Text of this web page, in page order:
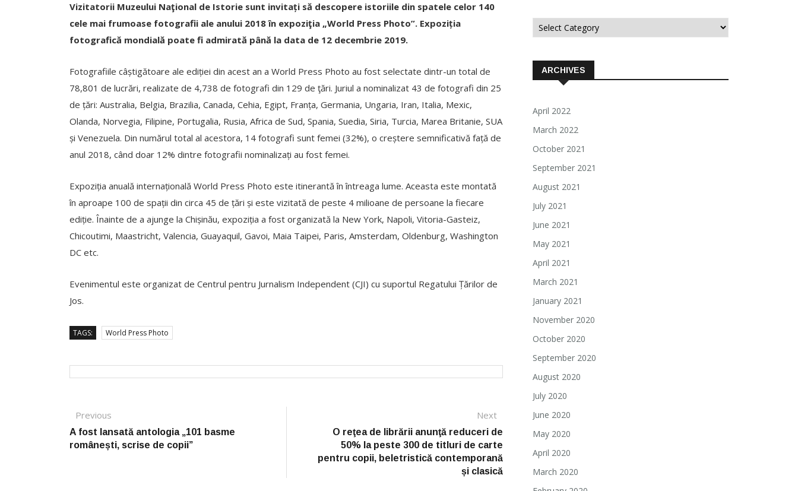
Vizitatorii Muzeului Naţional de Istorie sunt invitați să descopere istoriile din spatele celor 140
cele mai frumoase fotografii ale anului 2018 în expoziţia „World Press Photo”. Expoziția
fotografică mondială poate fi admirată până la data de 12 decembrie 2019.
Fotografiile câștigătoare ale ediției din acest an a World Press Photo au fost selectate dintr-un total de
78,801 de lucrări, realizate de 4,738 de fotografi din 129 de ţări. Juriul a nominalizat 43 de fotografi din 25
de țări: Australia, Belgia, Brazilia, Canada, Cehia, Egipt, Franța, Germania, Ungaria, Iran, Italia, Mexic,
Olanda, Norvegia, Filipine, Portugalia, Rusia, Africa de Sud, Spania, Suedia, Siria, Turcia, Marea Britanie, SUA
și Venezuela. Din numărul total al acestora, 14 fotografi sunt femei (32%), o creștere semnificativă față de
anul 2018, când doar 12% dintre fotografii nominalizați au fost femei.
Expoziția anuală internațională World Press Photo este itinerantă în întreaga lume. Aceasta este montată
în aproape 100 de spații din circa 45 de țări și este vizitată de peste 4 milioane de persoane la fiecare
ediție. Înainte de a ajunge la Chișinău, expoziția a fost organizată la New York, Napoli, Vitoria-Gasteiz,
Chicoutimi, Maastricht, Valencia, Guayaquil, Gavoi, Maia Taipei, Paris, Amsterdam, Oldenburg, Washington
DC etc.
Evenimentul este organizat de Centrul pentru Jurnalism Independent (CJI) cu suportul Regatului Țărilor de
Jos.
TAGS: World Press Photo
Post navigation
Previous
A fost lansată antologia „101 basme
românești, scrise de copii”
Next
O reţea de librării anunţă reduceri de
50% la peste 300 de titluri de carte
pentru copii, beletristică contemporană
și clasică
Categorii
ARCHIVES
April 2022
March 2022
October 2021
September 2021
August 2021
July 2021
June 2021
May 2021
April 2021
March 2021
January 2021
November 2020
October 2020
September 2020
August 2020
July 2020
June 2020
May 2020
April 2020
March 2020